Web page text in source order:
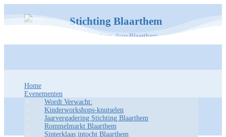
Stichting Blaarthem
Voor Blaarthem, door Blaarthem
Home
Evenementen
Wordt Verwacht:
Kinderworkshops-knutselen
Jaarvergadering Stichting Blaarthem
Rommelmarkt Blaarthem
Sinterklaas intocht Blaarthem